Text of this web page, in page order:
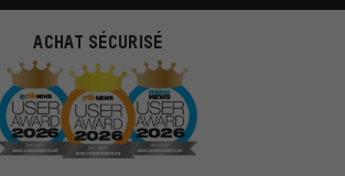
ACHAT SÉCURISÉ